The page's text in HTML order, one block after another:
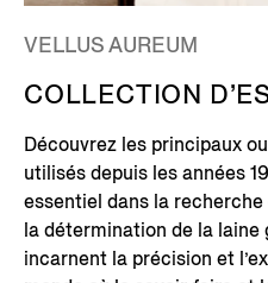
VELLUS AUREUM
COLLECTION
Découvrez les principaux
utilisés depuis les années
essentiel dans la
la détermination de la laine
incarnent la précision et